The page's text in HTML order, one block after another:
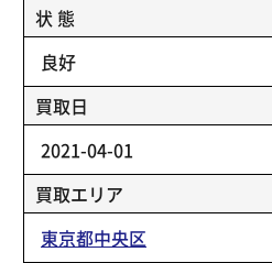
状 態
良好
買取日
2021-04-01
買取エリア
東京都中央区